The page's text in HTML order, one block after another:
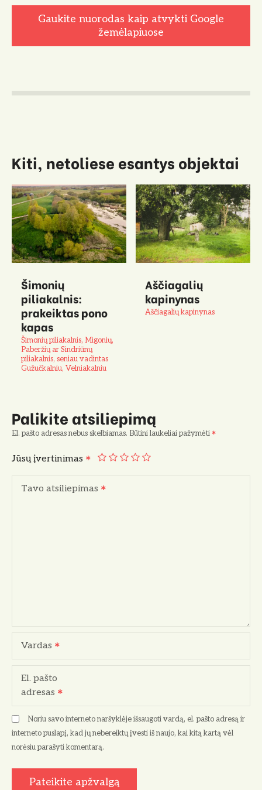
Gaukite nuorodas kaip atvykti Google
žemėlapiuose
Kiti, netoliese esantys objektai
Šimonių
piliakalnis:
prakeiktas pono
kapas
Šimonių piliakalnis, Migonių,
Paberžių ar Sindriūnų
piliakalnis, seniau vadintas
Gužučkalniu, Velniakalniu
Aščiagalių
kapinynas
Aščiagalių kapinynas
Palikite atsiliepimą
El. pašto adresas nebus skelbiamas. Būtini laukeliai pažymėti
Jūsų įvertinimas
Tavo atsiliepimas
Vardas
El. pašto
adresas
Noriu savo interneto naršyklėje išsaugoti vardą, el. pašto adresą ir
interneto puslapį, kad jų nebereiktų įvesti iš naujo, kai kitą kartą vėl
norėsiu parašyti komentarą.